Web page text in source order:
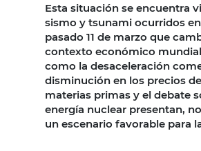
Esta situación se encuentra
sismo y tsunami ocurridos
pasado 11 de marzo que
contexto económico
como la desaceleración
disminución en los precios
materias primas y el debate
energía nuclear presentan,
un escenario favorable para